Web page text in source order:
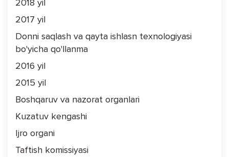
2018 yil
2017 yil
Donni saqlash va qayta ishlasn texnologiyasi
bo'yicha qo'llanma
2016 yil
2015 yil
Boshqaruv va nazorat organlari
Kuzatuv kengashi
Ijro organi
Taftish komissiyasi